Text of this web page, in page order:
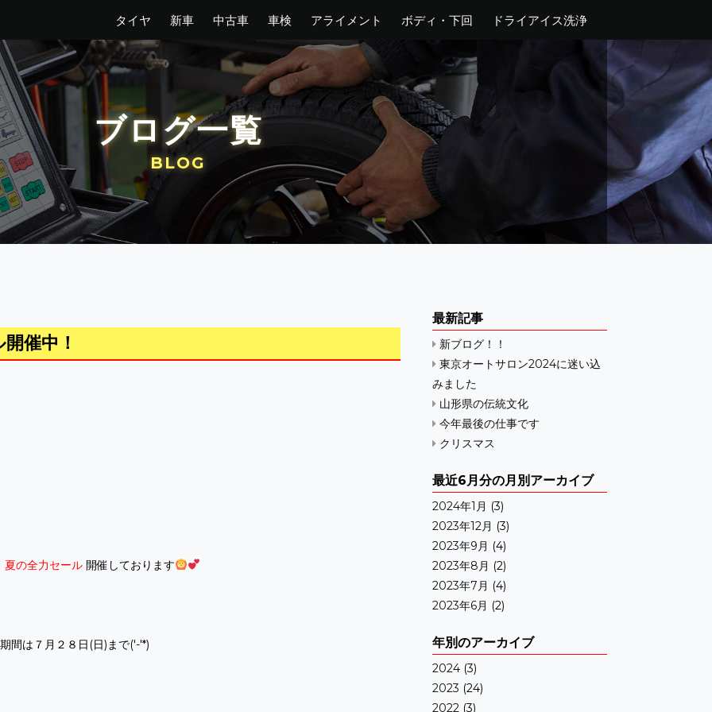
タイヤ 新車 中古車 車検 アライメント ボディ・下回 ドライアイス洗浄
ブログ一覧
BLOG
催中！
夏の全力セール開催しております
期間は７月２８日(日)まで('-'*)
最新記事
新ブログ！！
東京オートサロン2024に迷い込
みました
山形県の伝統文化
今年最後の仕事です
クリスマス
最近6月分の月別アーカイブ
2024年1月 (3)
2023年12月 (3)
2023年9月 (4)
2023年8月 (2)
2023年7月 (4)
2023年6月 (2)
年別のアーカイブ
2024 (3)
2023 (24)
2022 (3)